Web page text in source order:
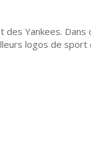
Yankees. Dans
logos de sport